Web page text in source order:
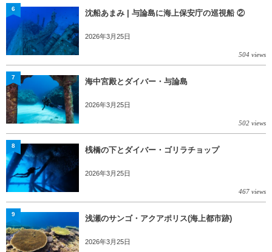
沈船あまみ | 与論島に海上保安庁の巡視船 ②
2026年3月25日
504 views
6
海中宮殿とダイバー・与論島
2026年3月25日
502 views
7
桟橋の下とダイバー・ゴリラチョップ
2026年3月25日
467 views
8
浅瀬のサンゴ・アクアポリス(海上都市跡)
2026年3月25日
9